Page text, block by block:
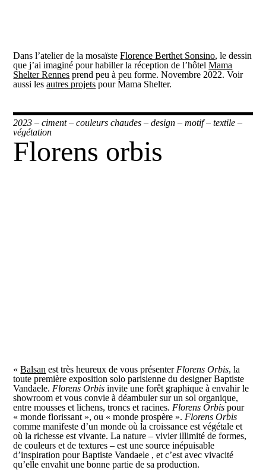
Dans l’atelier de la mosaïsteFlorence Berthet Sonsino, le dessin
que j’ai imaginé pour habiller la réception de l’hôtelMama
Shelter Rennes prend peu à peu forme. Novembre 2022. Voir
aussi lesautres projets pour Mama Shelter.
2023 –ciment–couleurs chaudes –design –motif–textile –
végétation
Florens orbis
«Balsan est très heureux de vous présenter Florens Orbis, la
toute première exposition solo parisienne du designer Baptiste
Vandaele. Florens Orbis invite une forêt graphique à envahir le
showroom et vous convie à déambuler sur un sol organique,
entre mousses et lichens, troncs et racines. Florens Orbis pour
« monde florissant », ou « monde prospère ». Florens Orbis
comme manifeste d’un monde où la croissance est végétale et
où la richesse est vivante. La nature – vivier illimité de formes,
de couleurs et de textures – est une source inépuisable
d’inspiration pour Baptiste Vandaele , et c’est avec vivacité
qu’elle envahit une bonne partie de sa production.